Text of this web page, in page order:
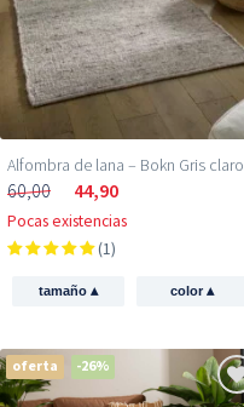
Alfombra de lana – Bokn Gris claro
60,00 44,90
Pocas existencias
(1)
tamaño ▴ color▴
oferta -26%